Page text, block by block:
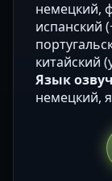
немецкий,
испанский
китайский
Язык
немецкий,